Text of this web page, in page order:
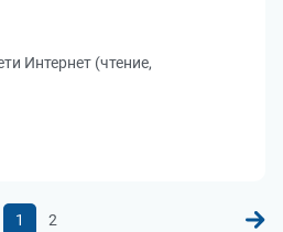
Интернет (чтение,
1 2